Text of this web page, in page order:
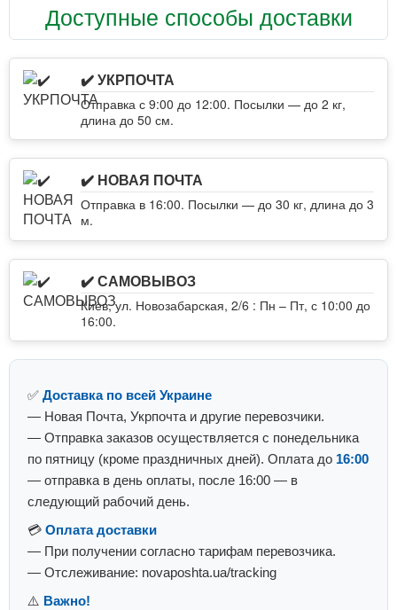
Доступные способы доставки
✔️ УКРПОЧТА
Отправка с 9:00 до 12:00. Посылки — до 2 кг,
длина до 50 см.
✔️ НОВАЯ ПОЧТА
Отправка в 16:00. Посылки — до 30 кг, длина до 3
м.
✔️ САМОВЫВОЗ
Киев, ул. Новозабарская, 2/6 : Пн – Пт, с 10:00 до
16:00.
✅ Доставка по всей Украине
— Новая Почта, Укрпочта и другие перевозчики.
— Отправка заказов осуществляется с понедельника
по пятницу (кроме праздничных дней). Оплата до 16:00
— отправка в день оплаты, после 16:00 — в
следующий рабочий день.
💳 Оплата доставки
— При получении согласно тарифам перевозчика.
— Отслеживание: novaposhta.ua/tracking
⚠️ Важно!